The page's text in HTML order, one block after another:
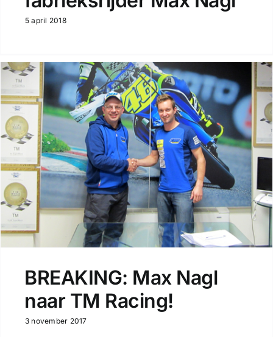
5 april 2018
BREAKING: Max Nagl
naar TM Racing!
3 november 2017